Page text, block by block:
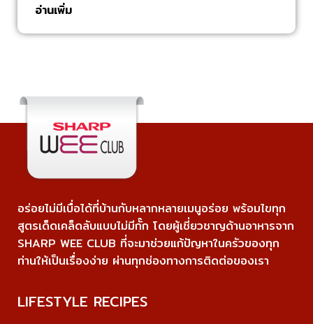
อ่านเพิ่ม
อร่อยไม่มีเบื่อได้ที่บ้านกับหลากหลายเมนูอร่อย พร้อมไขทุก
สูตรเด็ดเคล็ดลับแบบไม่มีกั๊ก โดยผู้เชี่ยวชาญด้านอาหารจาก
SHARP WEE CLUB ที่จะมาช่วยแก้ปัญหาในครัวของทุก
ท่านให้เป็นเรื่องง่าย ผ่านทุกช่องทางการติดต่อของเรา
LIFESTYLE RECIPES